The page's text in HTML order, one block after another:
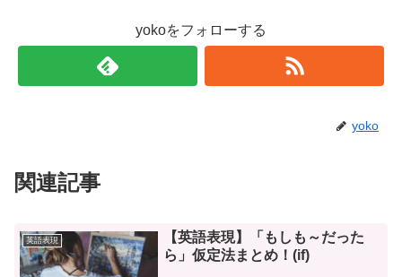
yokoをフォローする
yoko
関連記事
英語表現
【英語表現】「もしも～だった
ら」仮定法まとめ！(if)